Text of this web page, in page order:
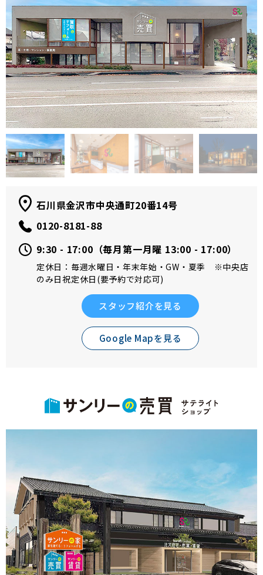
石川県金沢市中央通町20番14号
0120-8181-88
9:30 - 17:00（毎月第一月曜 13:00 - 17:00）
定休日：毎週水曜日・年末年始・GW・夏季 ※中央店
のみ日祝定休日(要予約で対応可)
スタッフ紹介を見る
Google Mapを見る